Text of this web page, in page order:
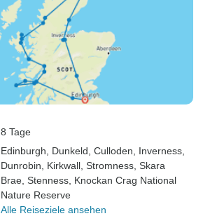
8 Tage
Edinburgh , Dunkeld , Culloden , Inverness
Dunrobin , Kirkwall , Stromness , Skara
Brae , Stenness , Knockan Crag National
Nature Reserve
Alle Reiseziele ansehen